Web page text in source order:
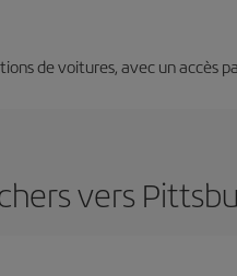
de voitures, avec un accès
vers